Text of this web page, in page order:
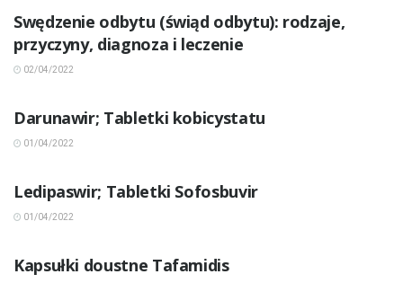
Swędzenie odbytu (świąd odbytu): rodzaje,
przyczyny, diagnoza i leczenie
02/04/2022
Darunawir; Tabletki kobicystatu
01/04/2022
Ledipaswir; Tabletki Sofosbuvir
01/04/2022
Kapsułki doustne Tafamidis